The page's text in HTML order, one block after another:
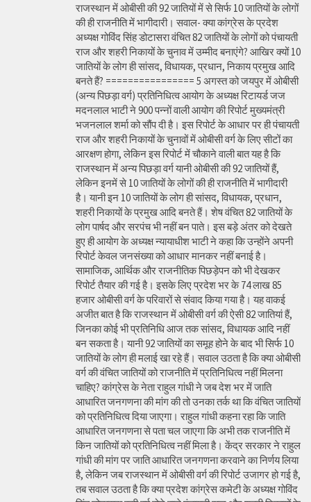
राजस्थान में ओबीसी की 92 जातियों में से सिर्फ 10 जातियों के लोगों
की ही राजनीति में भागीदारी। सवाल- क्या कांग्रेस के प्रदेश
अध्यक्ष गोविंद सिंह डोटासरा वंचित 82 जातियों के लोगों को पंचायती
राज और शहरी निकायों के चुनाव में उम्मीद बनाएंगे? आखिर क्यों 10
जातियों के लोग ही सांसद, विधायक, प्रधान, निकाय प्रमुख आदि
बनते हैं? ================ 5 अगस्त को जयपुर में ओबीसी
(अन्य पिछड़ा वर्ग) प्रतिनिधित्व आयोग के अध्यक्ष रिटायर्ड जज
मदनलाल भाटी ने 900 पन्नों वाली आयोग की रिपोर्ट मुख्यमंत्री
भजनलाल शर्मा को सौंप दी है। इस रिपोर्ट के आधार पर ही पंचायती
राज और शहरी निकायों के चुनावों में ओबीसी वर्ग के लिए सीटों का
आरक्षण होगा, लेकिन इस रिपोर्ट में चौकाने वाली बात यह है कि
राजस्थान में अन्य पिछड़ा वर्ग यानी ओबीसी की 92 जातियों हैं,
लेकिन इनमें से 10 जातियों के लोगों की ही राजनीति में भागीदारी
है। यानी इन 10 जातियों के लोग ही सांसद, विधायक, प्रधान,
शहरी निकायों के प्रमुख आदि बनते हैं। शेष वंचित 82 जातियों के
लोग पार्षद और सरपंच भी नहीं बन पाते। इस बड़े अंतर को देखते
हुए ही आयोग के अध्यक्ष न्यायाधीश भाटी ने कहा कि उन्होंने अपनी
रिपोर्ट केवल जनसंख्या को आधार मानकर नहीं बनाई है।
सामाजिक, आर्थिक और राजनीतिक पिछड़ेपन को भी देखकर
रिपोर्ट तैयार की गई है। इसके लिए प्रदेश भर के 74 लाख 85
हजार ओबीसी वर्ग के परिवारों से संवाद किया गया है। यह वाकई
अजीत बात है कि राजस्थान में ओबीसी वर्ग की ऐसी 82 जातियां हैं,
जिनका कोई भी प्रतिनिधि आज तक सांसद, विधायक आदि नहीं
बन सकता है। यानी 92 जातियों का समूह होने के बाद भी सिर्फ 10
जातियों के लोग ही मलाई खा रहे हैं। सवाल उठता है कि क्या ओबीसी
वर्ग की वंचित जातियों को राजनीति में प्रतिनिधित्व नहीं मिलना
चाहिए? कांग्रेस के नेता राहुल गांधी ने जब देश भर में जाति
आधारित जनगणना की मांग की तो उनका तर्क था कि वंचित जातियों
को प्रतिनिधित्व दिया जाएगा। राहुल गांधी कहना रहा कि जाति
आधारित जनगणना से पता चल जाएगा कि अभी तक राजनीति में
किन जातियों को प्रतिनिधित्व नहीं मिला है। केंद्र सरकार ने राहुल
गांधी की मांग पर जाति आधारित जनगणना करवाने का निर्णय लिया
है, लेकिन जब राजस्थान में ओबीसी वर्ग की रिपोर्ट उजागर हो गई है,
तब सवाल उठता है कि क्या प्रदेश कांग्रेस कमेटी के अध्यक्ष गोविंद